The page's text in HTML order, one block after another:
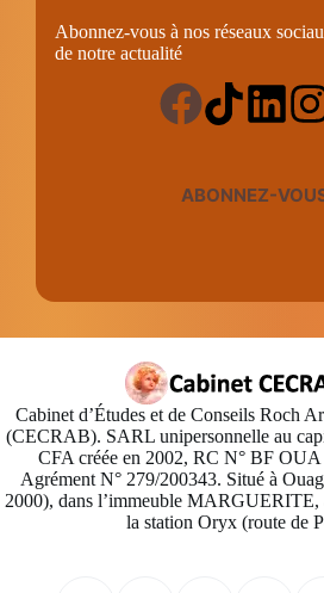
Abonnez-vous à nos réseaux
de notre actualité
ABONNEZ-
Cabinet d’Études et de Conseils Roch
(CECRAB). SARL unipersonnelle au
CFA créée en 2002, RC N° BF
Agrément N° 279/200343. Situé à
2000), dans l’immeuble MARGUERITE,
la station Oryx (route de